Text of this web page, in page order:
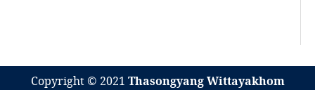
Copyright © 2021 Thasongyang Wittayakhom